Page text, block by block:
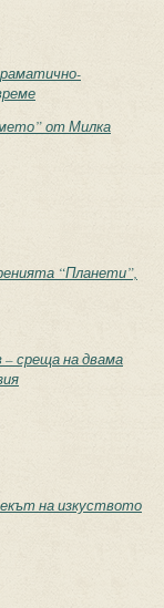
от Милка
“Планети”,
– среща на двама
на изкуството